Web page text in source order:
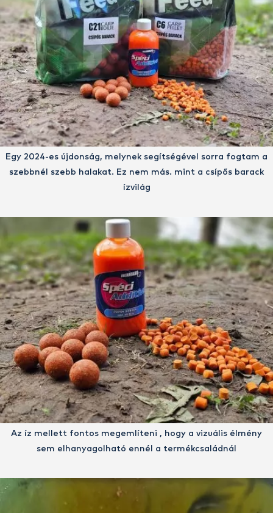
Egy 2024-es újdonság, melynek segítségével sorra fogtam a
szebbnél szebb halakat. Ez nem más. mint a csípős barack
ízvilág
Az íz mellett fontos megemlíteni , hogy a vizuális élmény
sem elhanyagolható ennél a termékcsaládnál